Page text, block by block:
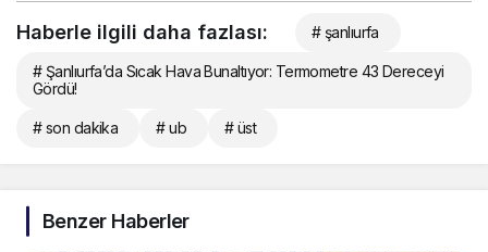
Haberle ilgili daha fazlası: # şanlıurfa
# Şanlıurfa’da Sıcak Hava Bunaltıyor: Termometre 43 Dereceyi
Gördü!
# son dakika # ub # üst
Benzer Haberler